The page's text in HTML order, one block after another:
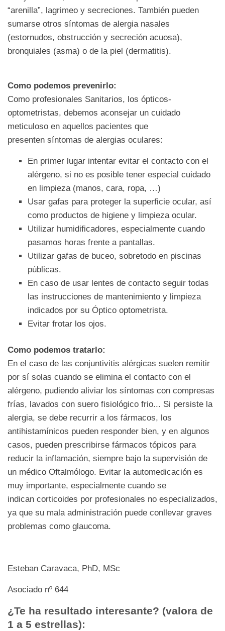
“arenilla”, lagrimeo y secreciones. También pueden
sumarse otros síntomas de alergia nasales
(estornudos, obstrucción y secreción acuosa),
bronquiales (asma) o de la piel (dermatitis).
Como podemos prevenirlo:
Como profesionales Sanitarios, los ópticos-
optometristas, debemos aconsejar un cuidado
meticuloso en aquellos pacientes que
presenten síntomas de alergias oculares:
En primer lugar intentar evitar el contacto con el
alérgeno, si no es posible tener especial cuidado
en limpieza (manos, cara, ropa, …)
Usar gafas para proteger la superficie ocular, así
como productos de higiene y limpieza ocular.
Utilizar humidificadores, especialmente cuando
pasamos horas frente a pantallas.
Utilizar gafas de buceo, sobretodo en piscinas
públicas.
En caso de usar lentes de contacto seguir todas
las instrucciones de mantenimiento y limpieza
indicados por su Óptico optometrista.
Evitar frotar los ojos.
Como podemos tratarlo:
En el caso de las conjuntivitis alérgicas suelen remitir
por sí solas cuando se elimina el contacto con el
alérgeno, pudiendo aliviar los síntomas con compresas
frías, lavados con suero fisiológico frio... Si persiste la
alergia, se debe recurrir a los fármacos, los
antihistamínicos pueden responder bien, y en algunos
casos, pueden prescribirse fármacos tópicos para
reducir la inflamación, siempre bajo la supervisión de
un médico Oftalmólogo. Evitar la automedicación es
muy importante, especialmente cuando se
indican corticoides por profesionales no especializados,
ya que su mala administración puede conllevar graves
problemas como glaucoma.
Esteban Caravaca, PhD, MSc
Asociado nº 644
¿Te ha resultado interesante? (valora de
1 a 5 estrellas):